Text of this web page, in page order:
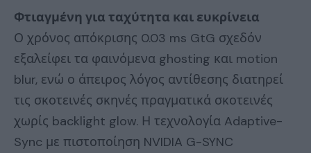
Φτιαγμένη για ταχύτητα και ευκρίνεια
Ο χρόνος απόκρισης 0.03 ms GtG σχεδόν
εξαλείφει τα φαινόμενα ghosting και motion
blur, ενώ ο άπειρος λόγος αντίθεσης διατηρεί
τις σκοτεινές σκηνές πραγματικά σκοτεινές
χωρίς backlight glow. Η τεχνολογία Adaptive-
Sync με πιστοποίηση NVIDIA G-SYNC